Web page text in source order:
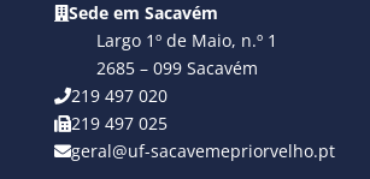
Sede em Sacavém
Largo 1º de Maio, n.º 1
2685 – 099 Sacavém
219 497 020
219 497 025
geral@uf-sacavemepriorvelho.pt